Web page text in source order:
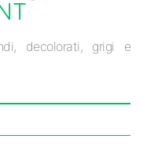
decolorati, grigi e